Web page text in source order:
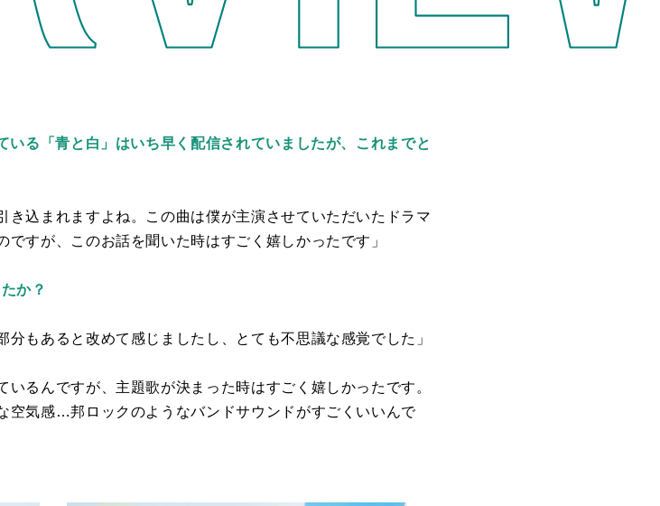
る「青と白」はいち早く配信されていましたが、これまでと
込まれますよね。この曲は僕が主演させていただいたドラマ
ですが、このお話を聞いた時はすごく嬉しかったです」
か？
もあると改めて感じましたし、とても不思議な感覚でした」
るんですが、主題歌が決まった時はすごく嬉しかったです。
空気感…邦ロックのようなバンドサウンドがすごくいいんで